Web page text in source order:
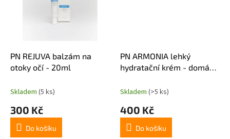
PN REJUVA balzám na
otoky očí - 20ml
Skladem (5 ks)
300 Kč
Do košíku
PN ARMONIA lehký
hydratační krém - domácí
Skladem (>5 ks)
400 Kč
Do košíku